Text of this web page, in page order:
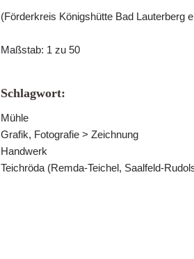
(Förderkreis Königshütte Bad Lauterberg
Maßstab: 1 zu 50
Schlagwort:
Mühle
Grafik, Fotografie > Zeichnung
Handwerk
Teichröda (Remda-Teichel, Saalfeld-